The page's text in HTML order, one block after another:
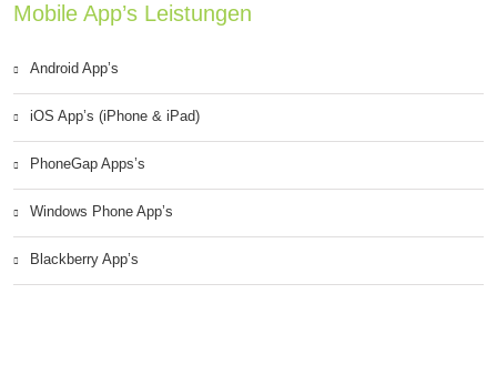
Mobile App’s Leistungen
Android App’s
iOS App’s (iPhone & iPad)
PhoneGap Apps’s
Windows Phone App’s
Blackberry App’s